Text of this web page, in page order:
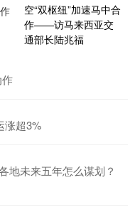
涨超3%
地未来五年怎么谋划？